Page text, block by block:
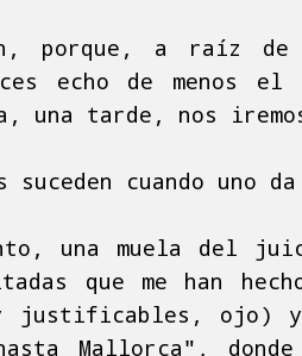
porque, a raíz
echo de menos
una tarde, nos
suceden cuando uno
una muela del
que me han
justificables, ojo)
Mallorca",